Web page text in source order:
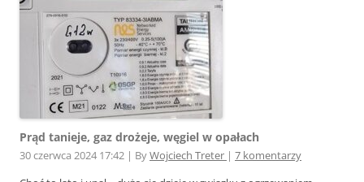
Prąd tanieje, gaz drożeje, węgiel w opałach
30 czerwca 2024 17:42 | ByWojciech Treter | 7 komentarzy